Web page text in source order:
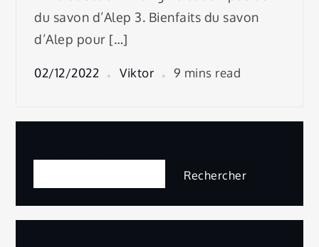
du savon d’Alep 3. Bienfaits du savon
d’Alep pour […]
02/12/2022 Viktor 9 mins read
Rechercher